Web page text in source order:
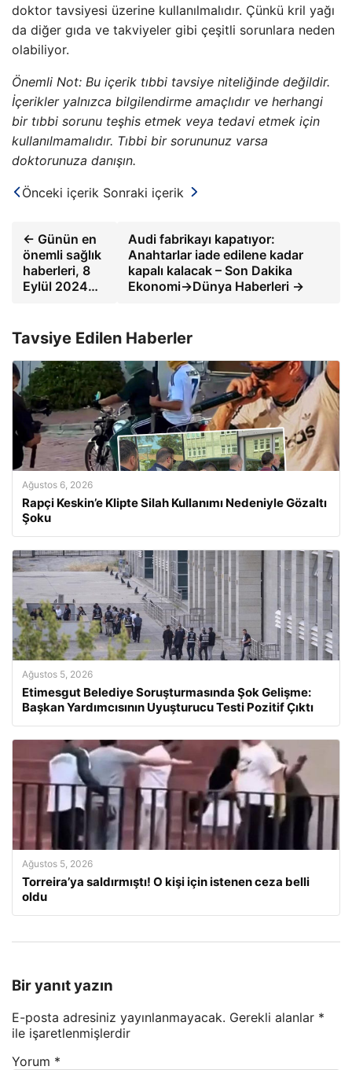
doktor tavsiyesi üzerine kullanılmalıdır. Çünkü kril yağı
da diğer gıda ve takviyeler gibi çeşitli sorunlara neden
olabiliyor.
Önemli Not: Bu içerik tıbbi tavsiye niteliğinde değildir.
İçerikler yalnızca bilgilendirme amaçlıdır ve herhangi
bir tıbbi sorunu teşhis etmek veya tedavi etmek için
kullanılmamalıdır. Tıbbi bir sorununuz varsa
doktorunuza danışın.
Önceki içerik Sonraki içerik
← Günün en
önemli sağlık
haberleri, 8
Eylül 2024…
Audi fabrikayı kapatıyor:
Anahtarlar iade edilene kadar
kapalı kalacak – Son Dakika
Ekonomi->Dünya Haberleri →
Tavsiye Edilen Haberler
Ağustos 6, 2026
Rapçi Keskin’e Klipte Silah Kullanımı Nedeniyle Gözaltı
Şoku
Ağustos 5, 2026
Etimesgut Belediye Soruşturmasında Şok Gelişme:
Başkan Yardımcısının Uyuşturucu Testi Pozitif Çıktı
Ağustos 5, 2026
Torreira’ya saldırmıştı! O kişi için istenen ceza belli
oldu
Bir yanıt yazın
E-posta adresiniz yayınlanmayacak. Gerekli alanlar *
ile işaretlenmişlerdir
Yorum *